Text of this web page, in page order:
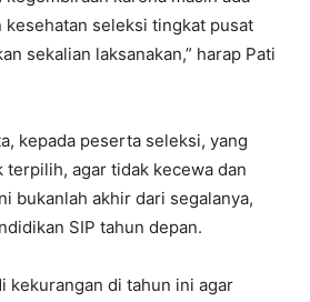
kesehatan seleksi tingkat pusat
sekalian laksanakan,” harap Pati
kepada peserta seleksi, yang
terpilih, agar tidak kecewa dan
bukanlah akhir dari segalanya,
SIP tahun depan.
kekurangan di tahun ini agar